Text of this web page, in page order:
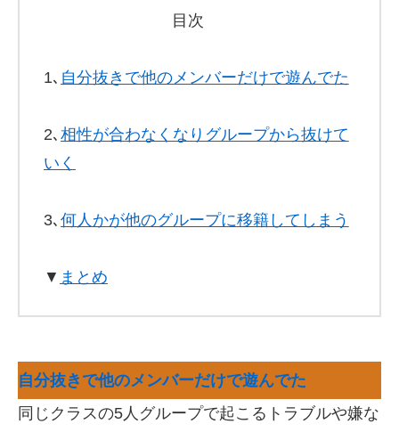
目次
1､ 自分抜きで他のメンバーだけで遊んでた
2､ 相性が合わなくなりグループから抜けて
いく
3､ 何人かが他のグループに移籍してしまう
▼ まとめ
自分抜きで他のメンバーだけで遊んでた
同じクラスの5人グループで起こるトラブルや嫌な